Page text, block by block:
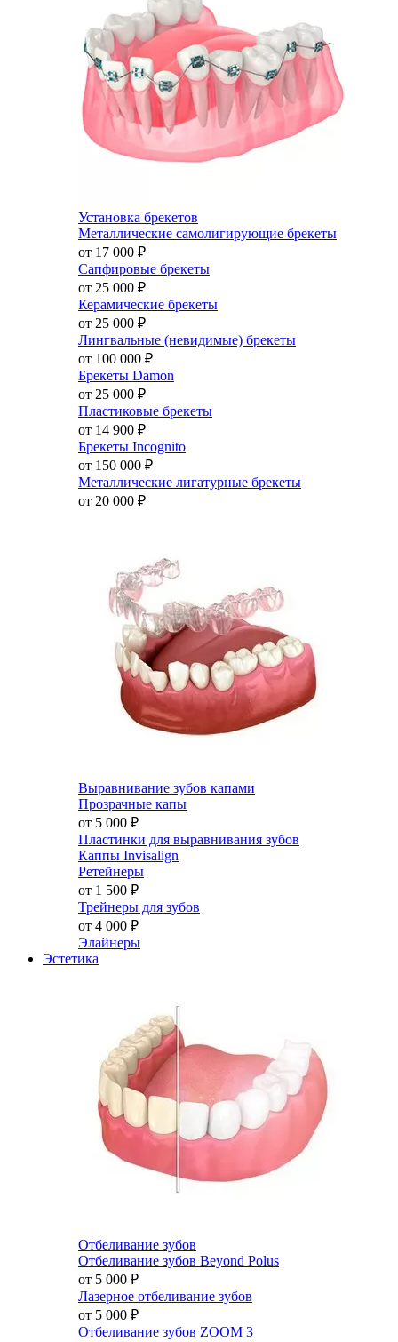
Установка брекетов
Металлические самолигирующие брекеты
от 17 000 ₽
Сапфировые брекеты
от 25 000 ₽
Керамические брекеты
от 25 000 ₽
Лингвальные (невидимые) брекеты
от 100 000 ₽
Брекеты Damon
от 25 000 ₽
Пластиковые брекеты
от 14 900 ₽
Брекеты Incognito
от 150 000 ₽
Металлические лигатурные брекеты
от 20 000 ₽
Выравнивание зубов капами
Прозрачные капы
от 5 000 ₽
Пластинки для выравнивания зубов
Каппы Invisalign
Ретейнеры
от 1 500 ₽
Трейнеры для зубов
от 4 000 ₽
Элайнеры
Эстетика
Отбеливание зубов
Отбеливание зубов Beyond Polus
от 5 000 ₽
Лазерное отбеливание зубов
от 5 000 ₽
Отбеливание зубов ZOOM 3